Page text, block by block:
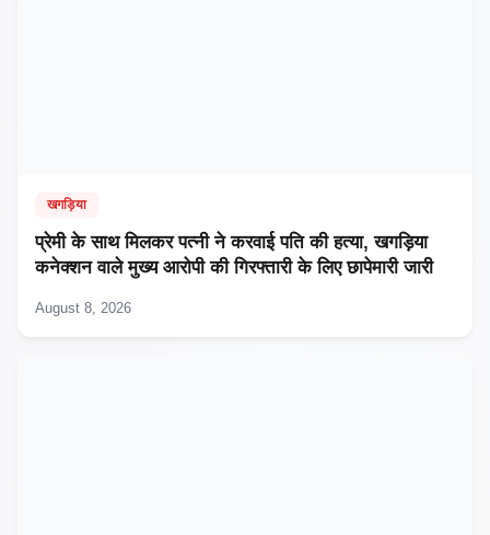
खगड़िया
प्रेमी के साथ मिलकर पत्नी ने करवाई पति की हत्या, खगड़िया
कनेक्शन वाले मुख्य आरोपी की गिरफ्तारी के लिए छापेमारी जारी
August 8, 2026